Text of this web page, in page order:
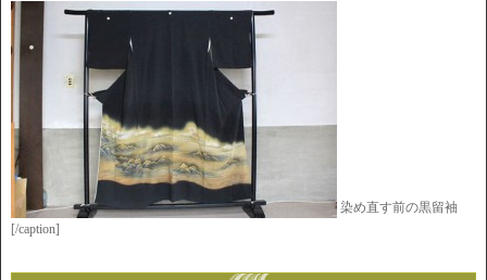
染め直す前の黒留袖
[/caption]